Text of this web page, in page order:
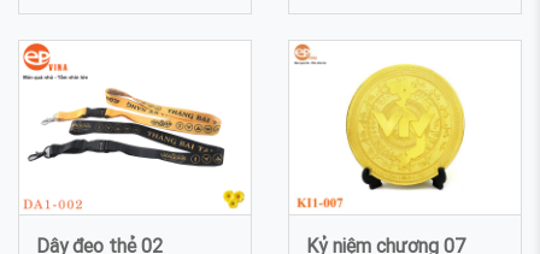
thủy tinh hữu cơ 030
032
Dây đeo thẻ 02 Kỷ niệm chương 07